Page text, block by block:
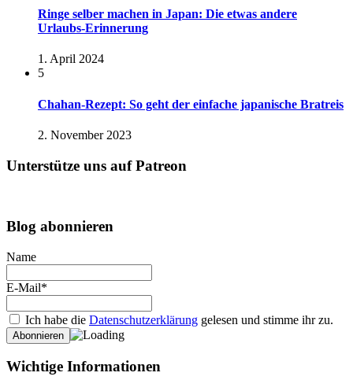
Ringe selber machen in Japan: Die etwas andere
Urlaubs-Erinnerung
1. April 2024
5
Chahan-Rezept: So geht der einfache japanische Bratreis
2. November 2023
Unterstütze uns auf Patreon
Blog abonnieren
Name
E-Mail*
Ich habe die Datenschutzerklärung gelesen und stimme ihr zu.
Wichtige Informationen